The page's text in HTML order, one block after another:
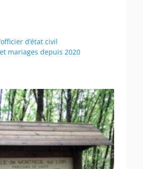
d’état civil
mariages depuis 2020